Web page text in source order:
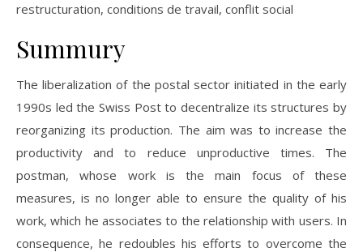
restructuration, conditions de travail, conflit social
Summury
The liberalization of the postal sector initiated in the early
1990s led the Swiss Post to decentralize its structures by
reorganizing its production. The aim was to increase the
productivity and to reduce unproductive times. The
postman, whose work is the main focus of these
measures, is no longer able to ensure the quality of his
work, which he associates to the relationship with users. In
consequence, he redoubles his efforts to overcome the